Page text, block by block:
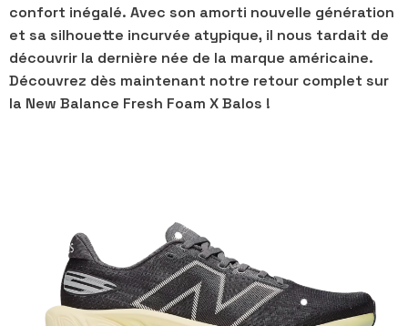
confort inégalé. Avec son amorti nouvelle génération
et sa silhouette incurvée atypique, il nous tardait de
découvrir la dernière née de la marque américaine.
Découvrez dès maintenant notre retour complet sur
la New Balance Fresh Foam X Balos !